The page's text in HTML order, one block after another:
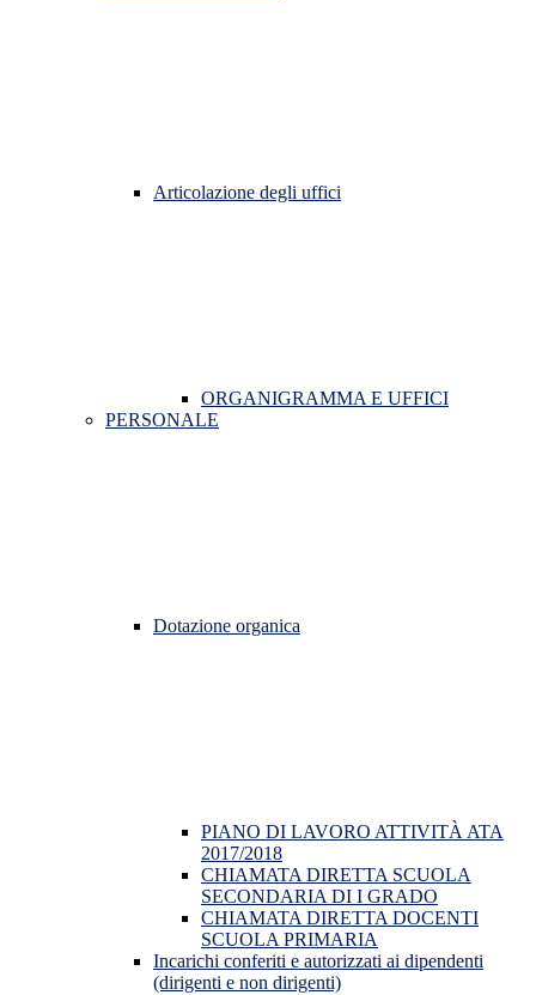
Articolazione degli uffici
ORGANIGRAMMA E UFFICI
PERSONALE
Dotazione organica
PIANO DI LAVORO ATTIVITÀ ATA
2017/2018
CHIAMATA DIRETTA SCUOLA
SECONDARIA DI I GRADO
CHIAMATA DIRETTA DOCENTI
SCUOLA PRIMARIA
Incarichi conferiti e autorizzati ai dipendenti
(dirigenti e non dirigenti)